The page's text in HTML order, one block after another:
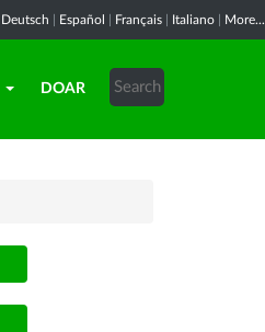
Deutsch Español Français Italiano More...
DOAR